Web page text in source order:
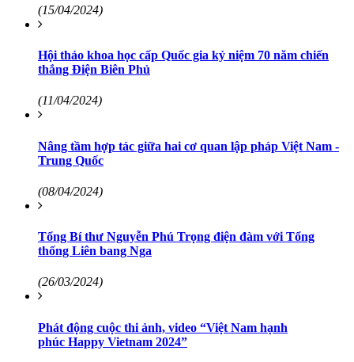
(15/04/2024)
Hội thảo khoa học cấp Quốc gia kỷ niệm 70 năm chiến
thắng Điện Biên Phủ
(11/04/2024)
Nâng tầm hợp tác giữa hai cơ quan lập pháp Việt Nam -
Trung Quốc
(08/04/2024)
Tổng Bí thư Nguyễn Phú Trọng điện đàm với Tổng
thống Liên bang Nga
(26/03/2024)
Phát động cuộc thi ảnh, video “Việt Nam hạnh
phúc Happy Vietnam 2024”